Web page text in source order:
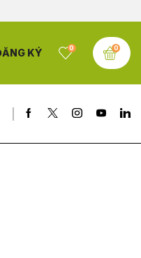
KÝ 0 0